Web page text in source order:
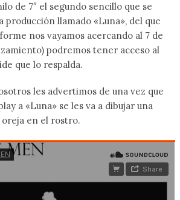
de 7″ el segundo sencillo que se
producción llamado «Luna», del que
nos vayamos acercando al 7 de
podremos tener acceso al
que lo respalda.
les advertimos de una vez que
a «Luna» se les va a dibujar una
oreja en el rostro.